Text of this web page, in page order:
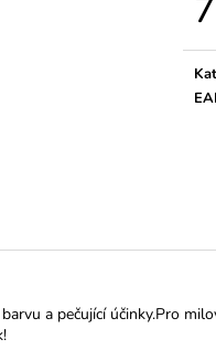
a pečující účinky.Pro